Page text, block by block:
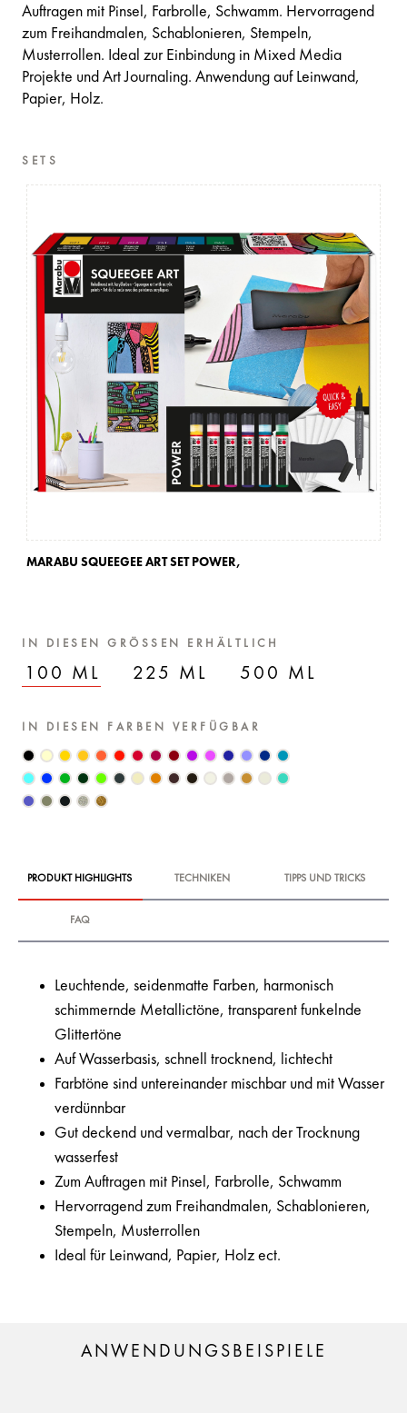
Auftragen mit Pinsel, Farbrolle, Schwamm. Hervorragend
zum Freihandmalen, Schablonieren, Stempeln,
Musterrollen. Ideal zur Einbindung in Mixed Media
Projekte und Art Journaling. Anwendung auf Leinwand,
Papier, Holz.
SETS
MARABU SQUEEGEE ART SET POWER,
IN DIESEN GRÖSSEN ERHÄLTLICH
100 ML 225 ML 500 ML
IN DIESEN FARBEN VERFÜGBAR
PRODUKT HIGHLIGHTS TECHNIKEN TIPPS UND TRICKS
FAQ
Leuchtende, seidenmatte Farben, harmonisch
schimmernde Metallictöne, transparent funkelnde
Glittertöne
Auf Wasserbasis, schnell trocknend, lichtecht
Farbtöne sind untereinander mischbar und mit Wasser
verdünnbar
Gut deckend und vermalbar, nach der Trocknung
wasserfest
Zum Auftragen mit Pinsel, Farbrolle, Schwamm
Hervorragend zum Freihandmalen, Schablonieren,
Stempeln, Musterrollen
Ideal für Leinwand, Papier, Holz ect.
ANWENDUNGSBEISPIELE